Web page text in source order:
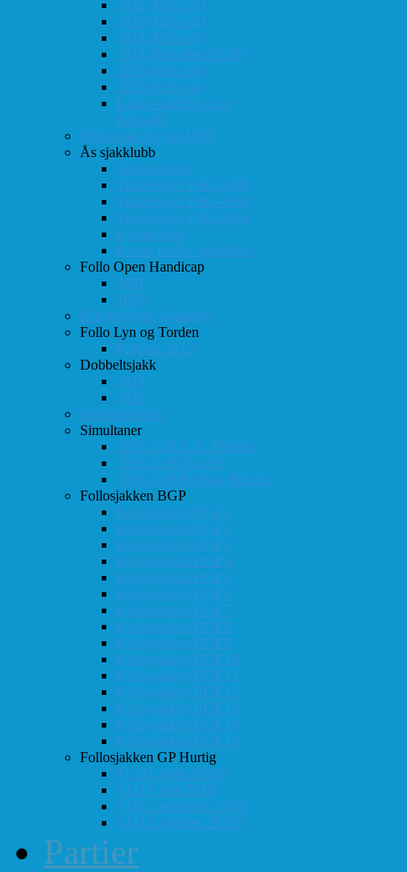
2012 (Eidsvoll)
2013 (Eidsvoll)
2014 (Eidsvoll)
2014 (Rokaden/NSSF)
2015 (Eidsvoll)
2016 (Eidsvoll)
Kamp-statistikk mot
Eidsvoll
NM-finale for lag 1998
Ås sjakklubb
Totaloversikt
Turneringer 1981-1986
Turneringer 1987-1991
Turneringer 1992-1996
Klubbaviser
Partier fra Ås sjakklubb
Follo Open Handicap
2001
1999
Klubbavisen Sjakkalen
Follo Lyn og Torden
Februar 2013
Dobbeltsjakk
2014
2015
Østlandsserien
Simultaner
2016: GM T. R. Hansen
1999: Leif Øgaard
1996: GM Predrag Nikolic
Follosjakken BGP
Follosjakken BGP 1
Follosjakken BGP 2
Follosjakken BGP 3
Follosjakken BGP 4
Follosjakken BGP 5
Follosjakken BGP 6
Follosjakken BGP 7
Follosjakken BGP 8
Follosjakken BGP 9
Follosjakken BGP 10
Follosjakken BGP 11
Follosjakken BGP 12
Follosjakken BGP 13
Follosjakken BGP 14
Follosjakken BGP 15
Follosjakken GP Hurtig
#1 (24. mars 2018)
#2 (19. mai 2018)
#3 (8. september 2018)
#4 (13. oktober 2018)
Partier